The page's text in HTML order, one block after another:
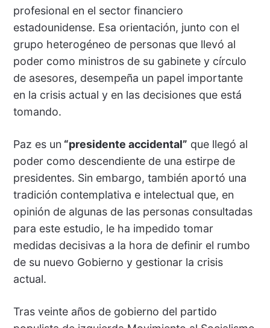
profesional en el sector financiero
estadounidense. Esa orientación, junto con el
grupo heterogéneo de personas que llevó al
poder como ministros de su gabinete y círculo
de asesores, desempeña un papel importante
en la crisis actual y en las decisiones que está
tomando.
Paz es un “presidente accidental” que llegó al
poder como descendiente de una estirpe de
presidentes. Sin embargo, también aportó una
tradición contemplativa e intelectual que, en
opinión de algunas de las personas consultadas
para este estudio, le ha impedido tomar
medidas decisivas a la hora de definir el rumbo
de su nuevo Gobierno y gestionar la crisis
actual.
Tras veinte años de gobierno del partido